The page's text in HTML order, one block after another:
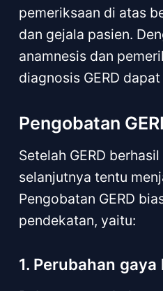
pemeriksaan di atas
dan gejala pasien.
anamnesis dan
diagnosis GERD
Pengobatan
Setelah GERD
selanjutnya tentu
Pengobatan GERD
pendekatan, yaitu:
1. Perubahan gaya